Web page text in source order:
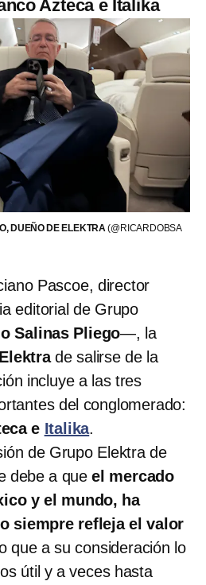
Azteca e Italika
DUEÑO DE ELEKTRA(@RICARDOBSA
Pascoe, director
editorial de Grupo
Salinas Pliego―, la
de salirse de la
incluye a las tres
del conglomerado:
e Italika.
de Grupo Elektra de
debe a queel mercado
y el mundo, ha
siempre refleja el valor
que a su consideración lo
útil y a veces hasta